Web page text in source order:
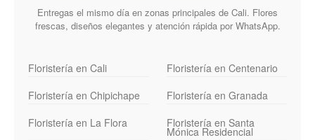
Entregas el mismo día en zonas principales de Cali. Flores
frescas, diseños elegantes y atención rápida por WhatsApp.
Floristería en Cali
Floristería en Centenario
Floristería en Chipichape
Floristería en Granada
Floristería en La Flora
Floristería en Santa
Mónica Residencial